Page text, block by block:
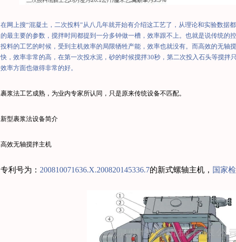
在网上搜“混凝土，二次投料”从八几年就开始有介绍这工艺了，从理论和实验数据
的最主要的参数，搅拌时间都提到一分多钟做一槽，效率跟不上。也就是说传统的
投料的工艺的时候，受到主机效率的局限牺牲产能，效率也就没有。而高效的无轴
快，效率非常的高，在第一次投水泥，砂的时候搅拌30秒，第二次投入石头等搅拌
效率方面也做得非常的好。
裹浆法工艺成熟，为业内专家所认同，只是原来传统设备不匹配。
新型裹浆法设备简介
高效无轴搅拌主机
专利号为： 200810071636.X.200820145336.7的新式螺轴主机， 国家